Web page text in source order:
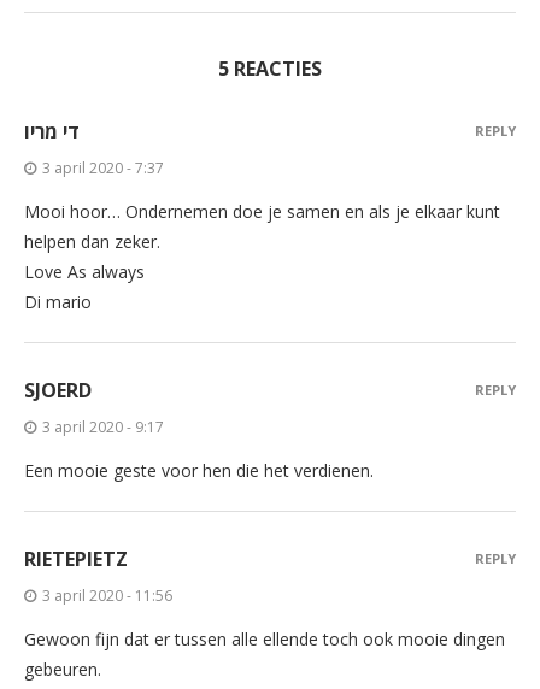
5 REACTIES
די מריו
3 april 2020 - 7:37
Mooi hoor… Ondernemen doe je samen en als je elkaar kunt
helpen dan zeker.
Love As always
Di mario
REPLY
SJOERD
3 april 2020 - 9:17
Een mooie geste voor hen die het verdienen.
REPLY
RIETEPIETZ
3 april 2020 - 11:56
Gewoon fijn dat er tussen alle ellende toch ook mooie dingen
gebeuren.
REPLY